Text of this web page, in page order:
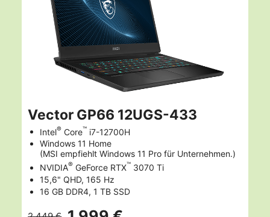
Vector GP66 12UGS-433
Intel® Core™ i7-12700H
Windows 11 Home
(MSI empfiehlt Windows 11 Pro für Unternehmen.)
NVIDIA® GeForce RTX™ 3070 Ti
15,6" QHD, 165 Hz
16 GB DDR4, 1 TB SSD